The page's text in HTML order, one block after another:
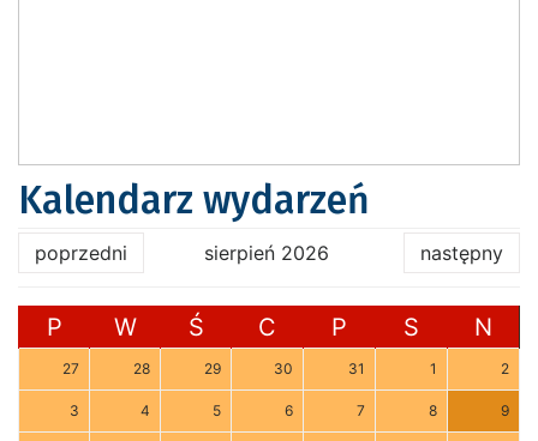
Kalendarz wydarzeń
poprzedni sierpień 2026 następny
P W Ś C P S N
27 28 29 30 31 1 2
3 4 5 6 7 8 9